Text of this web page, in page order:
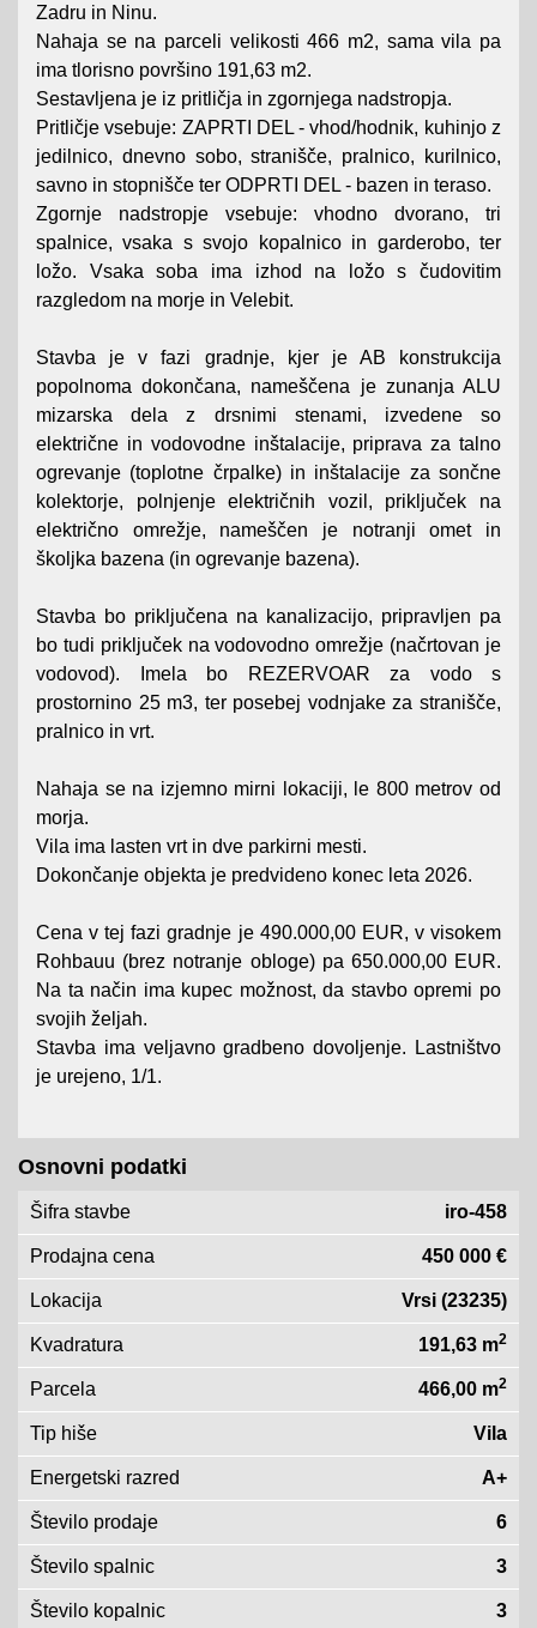
Zadru in Ninu.
Nahaja se na parceli velikosti 466 m2, sama vila pa
ima tlorisno površino 191,63 m2.
Sestavljena je iz pritličja in zgornjega nadstropja.
Pritličje vsebuje: ZAPRTI DEL - vhod/hodnik, kuhinjo z
jedilnico, dnevno sobo, stranišče, pralnico, kurilnico,
savno in stopnišče ter ODPRTI DEL - bazen in teraso.
Zgornje nadstropje vsebuje: vhodno dvorano, tri
spalnice, vsaka s svojo kopalnico in garderobo, ter
ložo. Vsaka soba ima izhod na ložo s čudovitim
razgledom na morje in Velebit.
Stavba je v fazi gradnje, kjer je AB konstrukcija
popolnoma dokončana, nameščena je zunanja ALU
mizarska dela z drsnimi stenami, izvedene so
električne in vodovodne inštalacije, priprava za talno
ogrevanje (toplotne črpalke) in inštalacije za sončne
kolektorje, polnjenje električnih vozil, priključek na
električno omrežje, nameščen je notranji omet in
školjka bazena (in ogrevanje bazena).
Stavba bo priključena na kanalizacijo, pripravljen pa
bo tudi priključek na vodovodno omrežje (načrtovan je
vodovod). Imela bo REZERVOAR za vodo s
prostornino 25 m3, ter posebej vodnjake za stranišče,
pralnico in vrt.
Nahaja se na izjemno mirni lokaciji, le 800 metrov od
morja.
Vila ima lasten vrt in dve parkirni mesti.
Dokončanje objekta je predvideno konec leta 2026.
Cena v tej fazi gradnje je 490.000,00 EUR, v visokem
Rohbauu (brez notranje obloge) pa 650.000,00 EUR.
Na ta način ima kupec možnost, da stavbo opremi po
svojih željah.
Stavba ima veljavno gradbeno dovoljenje. Lastništvo
je urejeno, 1/1.
Osnovni podatki
Šifra stavbe iro-458
Prodajna cena 450 000 €
Lokacija Vrsi (23235)
Kvadratura 191,63 m2
Parcela 466,00 m2
Tip hiše Vila
Energetski razred A+
Število prodaje 6
Število spalnic 3
Število kopalnic 3